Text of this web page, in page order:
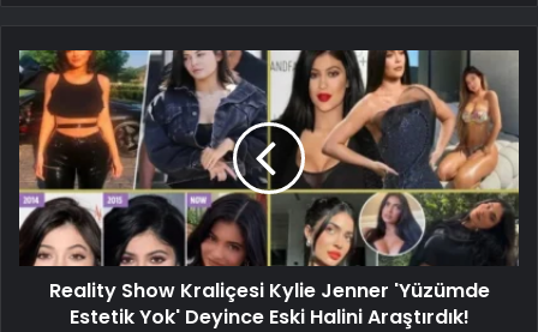
Reality Show Kraliçesi Kylie Jenner 'Yüzümde
Estetik Yok' Deyince Eski Halini Araştırdık!